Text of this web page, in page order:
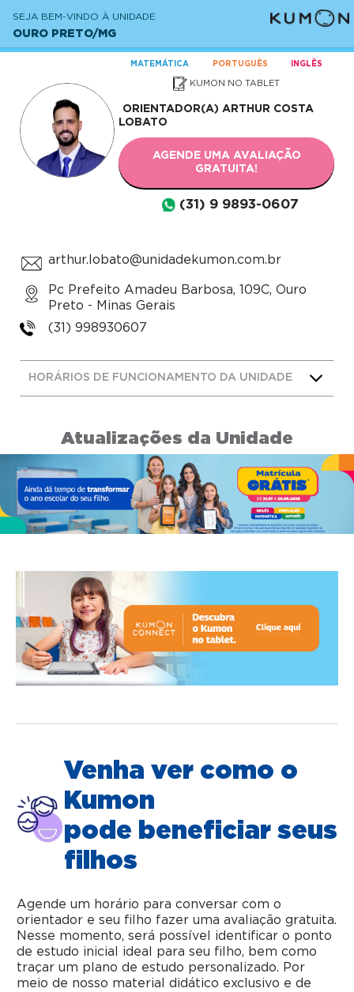
SEJA BEM-VINDO À UNIDADE
OURO PRETO/MG
MATEMÁTICA PORTUGUÊS INGLÊS
KUMON NO TABLET
ORIENTADOR(A) ARTHUR COSTA
LOBATO
AGENDE UMA AVALIAÇÃO
GRATUITA!
(31) 9 9893-0607
arthur.lobato@unidadekumon.com.br
Pc Prefeito Amadeu Barbosa, 109C, Ouro
Preto - Minas Gerais
(31) 998930607
HORÁRIOS DE FUNCIONAMENTO DA UNIDADE
Atualizações da Unidade
Venha ver como o
Kumon
pode beneficiar seus
filhos
Agende um horário para conversar com o
orientador e seu filho fazer uma avaliação gratuita.
Nesse momento, será possível identificar o ponto
de estudo inicial ideal para seu filho, bem como
traçar um plano de estudo personalizado. Por
meio de nosso material didático exclusivo e de